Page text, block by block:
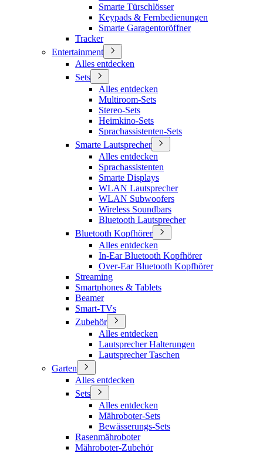
Smarte Türschlösser
Keypads & Fernbedienungen
Smarte Garagentoröffner
Tracker
Entertainment
Alles entdecken
Sets
Alles entdecken
Multiroom-Sets
Stereo-Sets
Heimkino-Sets
Sprachassistenten-Sets
Smarte Lautsprecher
Alles entdecken
Sprachassistenten
Smarte Displays
WLAN Lautsprecher
WLAN Subwoofers
Wireless Soundbars
Bluetooth Lautsprecher
Bluetooth Kopfhörer
Alles entdecken
In-Ear Bluetooth Kopfhörer
Over-Ear Bluetooth Kopfhörer
Streaming
Smartphones & Tablets
Beamer
Smart-TVs
Zubehör
Alles entdecken
Lautsprecher Halterungen
Lautsprecher Taschen
Garten
Alles entdecken
Sets
Alles entdecken
Mähroboter-Sets
Bewässerungs-Sets
Rasenmähroboter
Mähroboter-Zubehör